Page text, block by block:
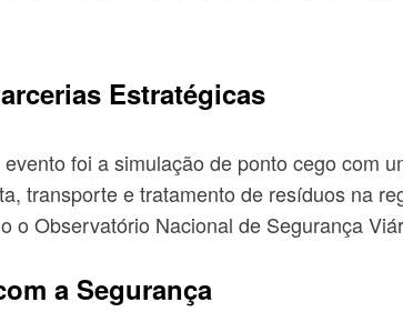
Estratégicas
foi a simulação de ponto cego com
transporte e tratamento de resíduos na
o Observatório Nacional de Segurança
a Segurança